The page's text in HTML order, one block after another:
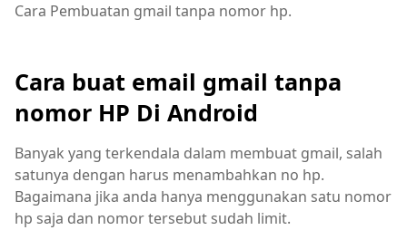
Cara Pembuatan gmail tanpa nomor hp.
Cara buat email gmail tanpa
nomor HP Di Android
Banyak yang terkendala dalam membuat gmail, salah
satunya dengan harus menambahkan no hp.
Bagaimana jika anda hanya menggunakan satu nomor
hp saja dan nomor tersebut sudah limit.